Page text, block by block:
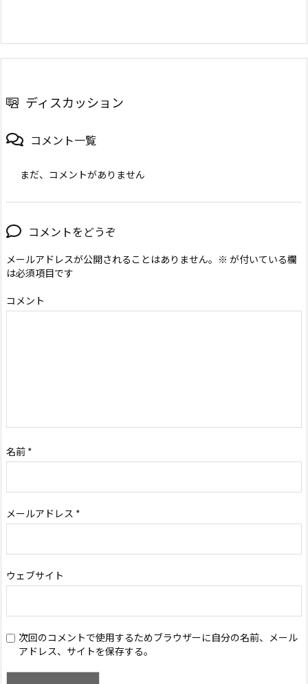
ディスカッション
コメント一覧
まだ、コメントがありません
コメントをどうぞ
メールアドレスが公開されることはありません。 ※ が付いている欄
は必須項目です
コメント
名前 *
メールアドレス *
ウェブサイト
次回のコメントで使用するためブラウザーに自分の名前、メール
アドレス、サイトを保存する。